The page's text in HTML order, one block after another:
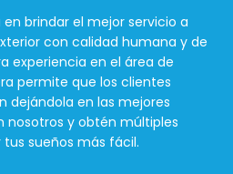
brindar el mejor servicio a
con calidad humana y de
experiencia en el área de
permite que los clientes
dejándola en las mejores
y obtén múltiples
sueños más fácil.